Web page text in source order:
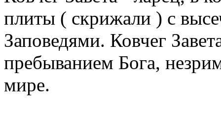
плиты ( скрижали ) с
Заповедями. Ковчег
пребыванием Бога,
мире.